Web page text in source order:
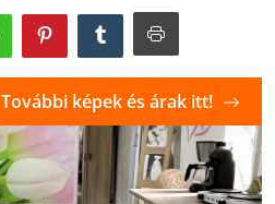
További képek és árak itt!